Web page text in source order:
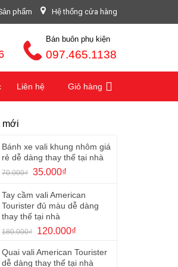
phẩm Hệ thống cửa hàng
Bán buôn phụ kiện
097.465.1138
Liên hệ Giỏ hàng
mới
Bánh xe vali khung nhôm giá
rẻ dễ dàng thay thế tại nhà
70.000₫
Giá
là:
70.000₫.
35.000₫Giá
tại
là:
Tay cầm vali American
Tourister đủ màu dễ dàng
thay thế tại nhà
180.000₫
Giá
là:
180.000₫.
120.000₫Giá
tại
là:
Quai vali American Tourister
dễ dàng thay thế tại nhà